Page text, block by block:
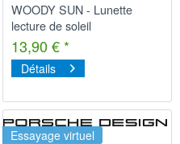
WOODY SUN - Lunette
lecture de soleil
13,90 € *
Détails
Essayage virtuel